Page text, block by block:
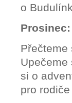
o
Přečteme
si o
pro